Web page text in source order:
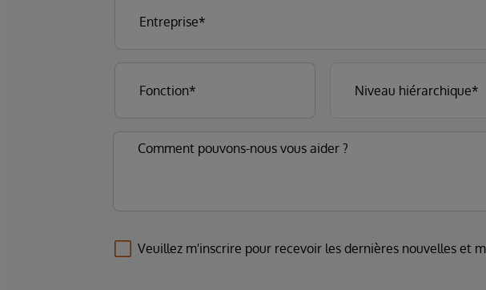
Veuillez m'inscrire pour recevoir les dernières nouvelles et